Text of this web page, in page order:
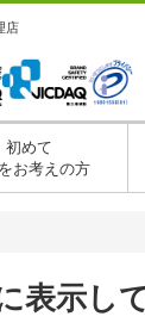
店
初めて
お考えの方
表示し